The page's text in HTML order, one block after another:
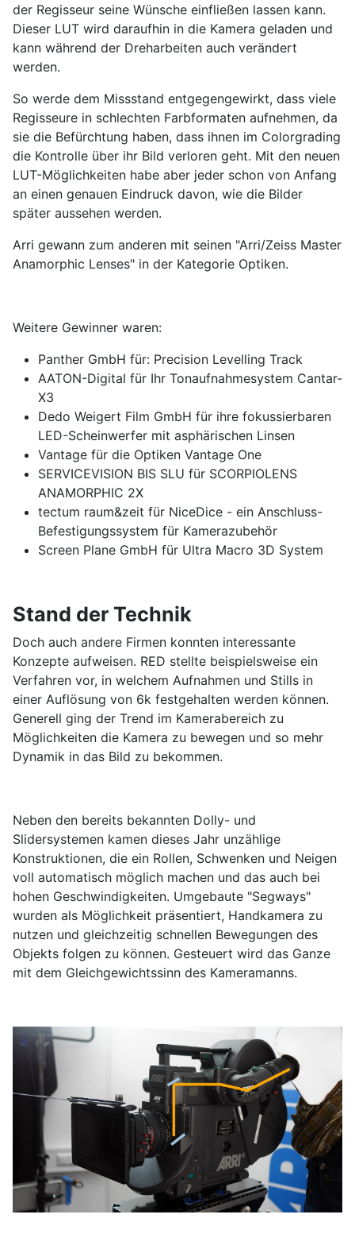
der Regisseur seine Wünsche einfließen lassen kann.
Dieser LUT wird daraufhin in die Kamera geladen und
kann während der Dreharbeiten auch verändert
werden.
So werde dem Missstand entgegengewirkt, dass viele
Regisseure in schlechten Farbformaten aufnehmen, da
sie die Befürchtung haben, dass ihnen im Colorgrading
die Kontrolle über ihr Bild verloren geht. Mit den neuen
LUT-Möglichkeiten habe aber jeder schon von Anfang
an einen genauen Eindruck davon, wie die Bilder
später aussehen werden.
Arri gewann zum anderen mit seinen "Arri/Zeiss Master
Anamorphic Lenses" in der Kategorie Optiken.
Weitere Gewinner waren:
Panther GmbH für: Precision Levelling Track
AATON-Digital für Ihr Tonaufnahmesystem Cantar-
X3
Dedo Weigert Film GmbH für ihre fokussierbaren
LED-Scheinwerfer mit asphärischen Linsen
Vantage für die Optiken Vantage One
SERVICEVISION BIS SLU für SCORPIOLENS
ANAMORPHIC 2X
tectum raum&zeit für NiceDice - ein Anschluss-
Befestigungssystem für Kamerazubehör
Screen Plane GmbH für Ultra Macro 3D System
Stand der Technik
Doch auch andere Firmen konnten interessante
Konzepte aufweisen. RED stellte beispielsweise ein
Verfahren vor, in welchem Aufnahmen und Stills in
einer Auflösung von 6k festgehalten werden können.
Generell ging der Trend im Kamerabereich zu
Möglichkeiten die Kamera zu bewegen und so mehr
Dynamik in das Bild zu bekommen.
Neben den bereits bekannten Dolly- und
Slidersystemen kamen dieses Jahr unzählige
Konstruktionen, die ein Rollen, Schwenken und Neigen
voll automatisch möglich machen und das auch bei
hohen Geschwindigkeiten. Umgebaute "Segways"
wurden als Möglichkeit präsentiert, Handkamera zu
nutzen und gleichzeitig schnellen Bewegungen des
Objekts folgen zu können. Gesteuert wird das Ganze
mit dem Gleichgewichtssinn des Kameramanns.